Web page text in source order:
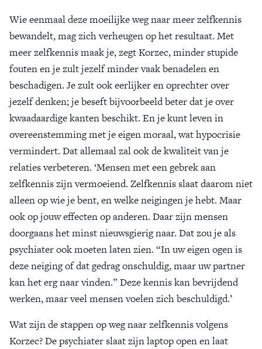
Wie eenmaal deze moeilijke weg naar meer zelfkennis
bewandelt, mag zich verheugen op het resultaat. Met
meer zelfkennis maak je, zegt Korzec, minder stupide
fouten en je zult jezelf minder vaak benadelen en
beschadigen. Je zult ook eerlijker en oprechter over
jezelf denken; je beseft bijvoorbeeld beter dat je over
kwaadaardige kanten beschikt. En je kunt leven in
overeenstemming met je eigen moraal, wat hypocrisie
vermindert. Dat allemaal zal ook de kwaliteit van je
relaties verbeteren. ‘Mensen met een gebrek aan
zelfkennis zijn vermoeiend. Zelfkennis slaat daarom niet
alleen op wie je bent, en welke neigingen je hebt. Maar
ook op jouw effecten op anderen. Daar zijn mensen
doorgaans het minst nieuwsgierig naar. Dat zou je als
psychiater ook moeten laten zien. “In uw eigen ogen is
deze neiging of dat gedrag onschuldig, maar uw partner
kan het erg naar vinden.” Deze kennis kan bevrijdend
werken, maar veel mensen voelen zich beschuldigd.’
Wat zijn de stappen op weg naar zelfkennis volgens
Korzec? De psychiater slaat zijn laptop open en laat